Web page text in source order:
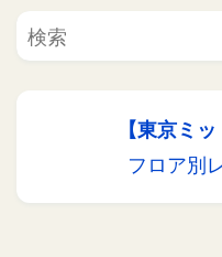
【東京ミ
フロア別